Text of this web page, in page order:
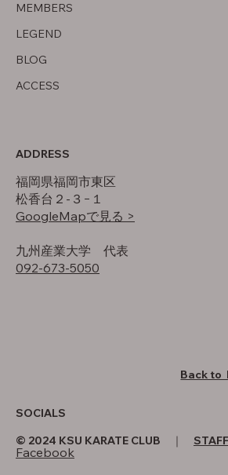
MEMBERS
LEGEND
BLOG
ACCESS
ADDRESS
福岡県福岡市東区
松香台２-３−１
GoogleMapで見る >
​九州産業大学 代表
092-673-5050
SOCIALS
Facebook
Back to
© 2024 KSU KARATE CLUB ｜